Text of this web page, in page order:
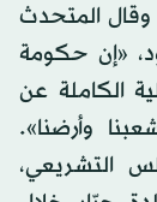
وقال المتحدث
«إن حكومة
الكاملة عن
وأرضنا».
التشريعي،